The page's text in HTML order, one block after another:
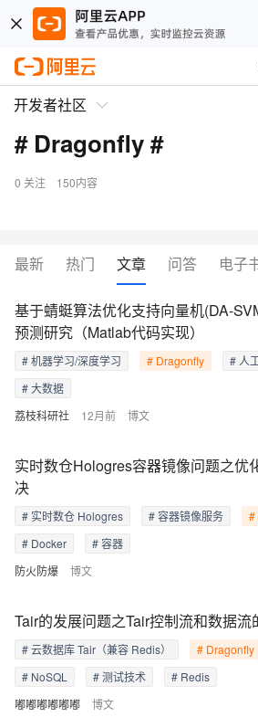
开发者社区
# Dragonfly #
0 关注 150内容
最新 热门 文章 问答 电子
荔枝科研社 12月前 博文
基于蜻蜓算法优化支持向量机(DA-
预测研究（Matlab代码实现）
# 机器学习/深度学习 # Dragonfly # 人
# 大数据
防火防爆 博文
实时数仓Hologres容器镜像问题之优
决
# 实时数仓 Hologres # 容器镜像服务
#
# Docker
# 容器
嘟嘟嘟嘟嘟嘟 博文
Tair的发展问题之Tair控制流和数据
# 云数据库 Tair（兼容 Redis） # Dragonfly
# NoSQL
# 测试技术 # Redis